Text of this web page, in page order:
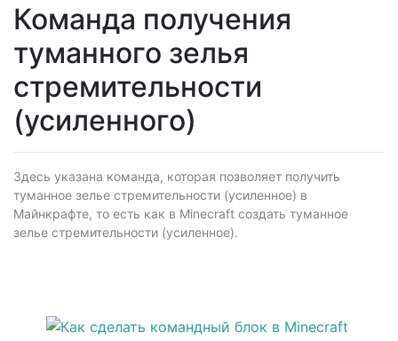
Команда получения
туманного зелья
стремительности
(усиленного)
Здесь указана команда, которая позволяет получить
туманное зелье стремительности (усиленное) в
Майнкрафте, то есть как в Minecraft создать туманное
зелье стремительности (усиленное).